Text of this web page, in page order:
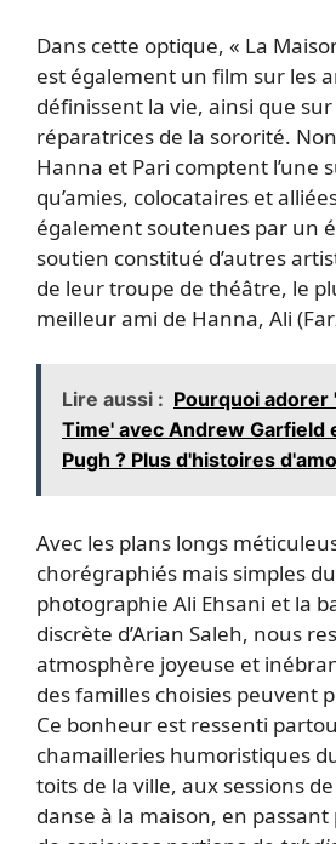
Dans cette optique, « La
est également un film sur les
définissent la vie, ainsi que
réparatrices de la sororité.
Hanna et Pari comptent l’une
qu’amies, colocataires et
également soutenues par un
soutien constitué d’autres
de leur troupe de théâtre, le
meilleur ami de Hanna, Ali
Lire aussi : Pourquoi adorer
Time' avec Andrew Garfield
Pugh ? Plus d'histoires
Avec les plans longs
chorégraphiés mais simples
photographie Ali Ehsani et la
discrète d’Arian Saleh, nous
atmosphère joyeuse et
des familles choisies peuvent
Ce bonheur est ressenti
chamailleries humoristiques
toits de la ville, aux sessions
danse à la maison, en passant